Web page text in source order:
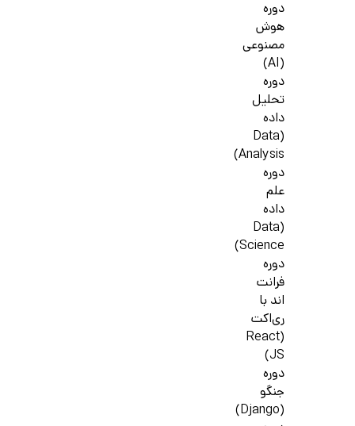
دوره
هوش
مصنوعی
(AI)
دوره
تحلیل
داده
(Data
Analysis)
دوره
علم
داده
(Data
Science)
دوره
فرانت
اند با
ری‌اکت
(React
JS)
دوره
جنگو
(Django)